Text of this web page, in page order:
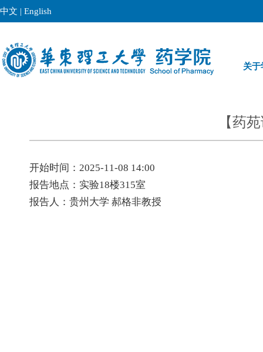
中文 | English
关于
【药
开始时间：2025-11-08 14:00
报告地点：实验18楼315室
报告人：贵州大学 郝格非教授